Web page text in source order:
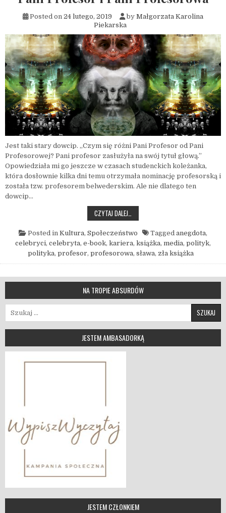
Posted on 24 lutego, 2019 by Małgorzata Karolina
Piekarska
Jest taki stary dowcip. „Czym się różni Pani Profesor od Pani
Profesorowej? Pani profesor zasłużyła na swój tytuł głową.”
Opowiedziała mi go jeszcze w czasach studenckich koleżanka,
która dosłownie kilka dni temu otrzymała nominację profesorską i
została tzw. profesorem belwederskim. Ale nie dlatego ten
dowcip…
CZYTAJ DALEJ…
Posted in Kultura, Społeczeństwo Tagged anegdota,
celebryci, celebryta, e-book, kariera, książka, media, polityk,
polityka, profesor, profesorowa, sława, zła książka
NA TROPIE ABSURDÓW
Szukaj:
JESTEM AMBASADORKĄ
JESTEM CZŁONKIEM